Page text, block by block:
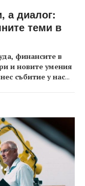
а диалог:
теми в
финансите в
и новите умения
събитие у нас...